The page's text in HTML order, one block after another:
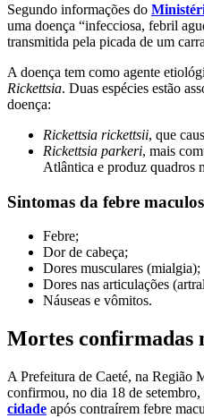
Segundo informações do
uma doença “infecciosa, febril
transmitida pela picada de um
A doença tem como agente
Rickettsia. Duas espécies estão
doença:
Rickettsia rickettsii, que
Rickettsia parkeri, mais
Atlântica e produz quadros
Sintomas da febre
Febre;
Dor de cabeça;
Dores musculares (mialgia);
Dores nas articulações
Náuseas e vômitos.
Mortes confirmadas
A Prefeitura de Caeté, na Região
confirmou, no dia 18 de setembro,
cidade após contraírem febre